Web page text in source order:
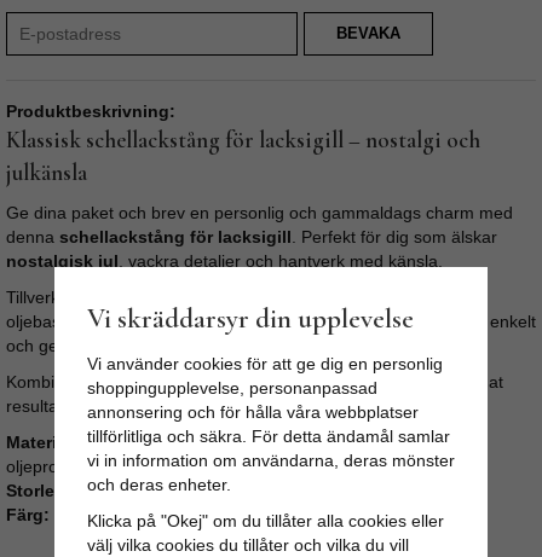
BEVAKA
Produktbeskrivning:
Klassisk schellackstång för lacksigill – nostalgi och
julkänsla
Ge dina paket och brev en personlig och gammaldags charm med
denna schellackstång för lacksigill. Perfekt för dig som älskar
nostalgisk jul, vackra detaljer och hantverk med känsla.
Tillverkad av ren
oljebaserade tillsatser – precis som förr i tiden. Lacken smälter enkelt
och ger ett vackert, glansigt sigill som håller länge.
Kombinera gärna med vårstämpel för lacksigill
för ett fulländat
resultat.
Material:
Endast schellack och harts (inga paraffin- eller
oljeprodukter)
Storlek
95 gram
Färg: Guld
Vi skräddarsyr din upplevelse
Vi använder cookies för att ge dig en personlig
shoppingupplevelse, personanpassad
annonsering och för hålla våra webbplatser
tillförlitliga och säkra. För detta ändamål samlar
vi in information om användarna, deras mönster
och deras enheter.
Klicka på "Okej" om du tillåter alla cookies eller
välj vilka cookies du tillåter och vilka du vill